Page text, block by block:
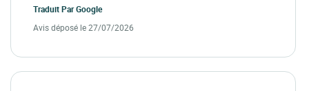
Traduit ParGoogle
Avis déposé le 27/07/2026